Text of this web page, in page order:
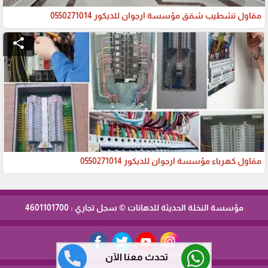
تحدث معنا الآن
مقاول تشطيب شقق مؤسسة ارجوان للديكور 0550271014
share
مقاول كهرباء مؤسسة ارجوان للديكور 0550271014
مؤسسة النخلة الحديثة للدهانات © سجل تجاري : 4601101700